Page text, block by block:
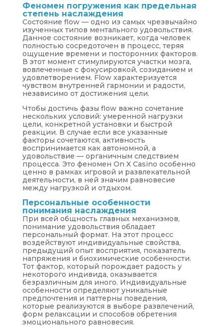
Феномен погружения как предельная
степень наслаждения
Состояние flow — одно из самых чрезвычайно
изученных типов ментального удовольствия.
Данное состояние возникает, когда человек
полностью сосредоточен в процесс, теряя
ощущение времени и посторонних факторов.
В этот момент стимулируются участки мозга,
вовлеченные с фокусировкой, созиданием и
удовлетворением. Flow характеризуется
чувством внутренней гармонии и радости,
независимо от достижения цели.
Чтобы достичь фазы flow важно сочетание
нескольких условий: умеренной нагрузки
цели, конкретной установки и быстрой
реакции. В случае если все указанные
факторы сочетаются, активность
воспринимается как автономной, а
удовольствие — органичным следствием
процесса. Это феномен On X Casino особенно
ценно в рамках игровой и развлекательной
деятельности, в ней значим равновесие
между нагрузкой и отдыхом.
Персональные особенности
понимания наслаждения
При всей общность главных механизмов,
понимание удовольствия обладает
персональный формат. На этот процесс
воздействуют индивидуальные свойства,
предыдущий опыт восприятия, показатель
напряжения и биохимические особенности.
Тот фактор, который порождает радость у
некоторого индивида, оказывается
безразличным для иного. Индивидуальные
особенности определяют уникальные
предпочтения и паттерны поведения,
которые реализуются в выборе развлечений,
форм релаксации и способов обретения
эмоционального равновесия.